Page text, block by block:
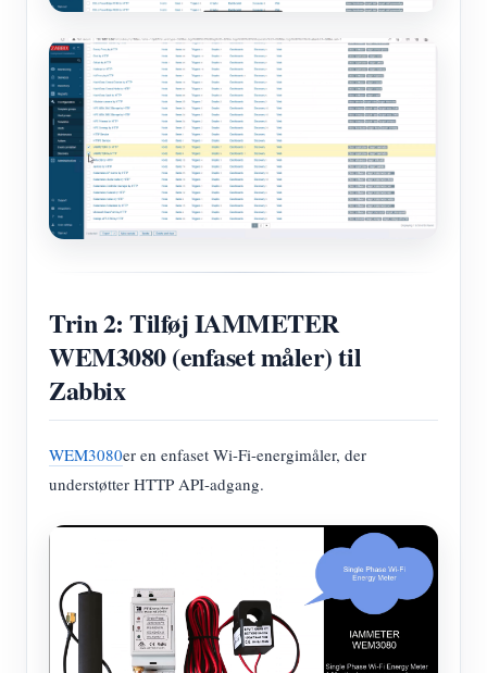
Trin 2: Tilføj IAMMETER
WEM3080 (enfaset måler) til
Zabbix
WEM3080er en enfaset Wi-Fi-energimåler, der
understøtter HTTP API-adgang.